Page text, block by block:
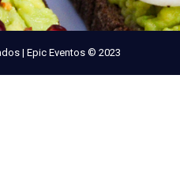
| Epic Eventos © 2023